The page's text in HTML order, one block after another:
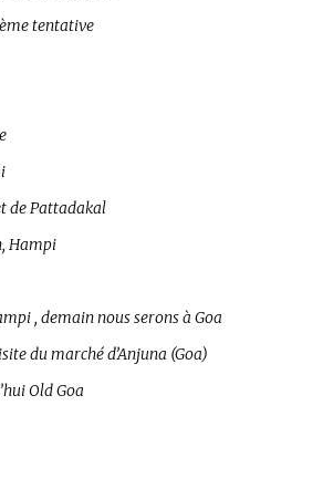
tentative
de Pattadakal
Hampi
, demain nous serons à Goa
du marché d’Anjuna (Goa)
Old Goa